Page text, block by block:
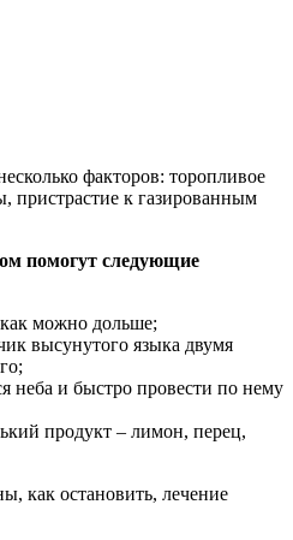
факторов: торопливое
пристрастие к газированным
помогут следующие
можно дольше;
высунутого языка двумя
неба и быстро провести по нему
продукт – лимон, перец,